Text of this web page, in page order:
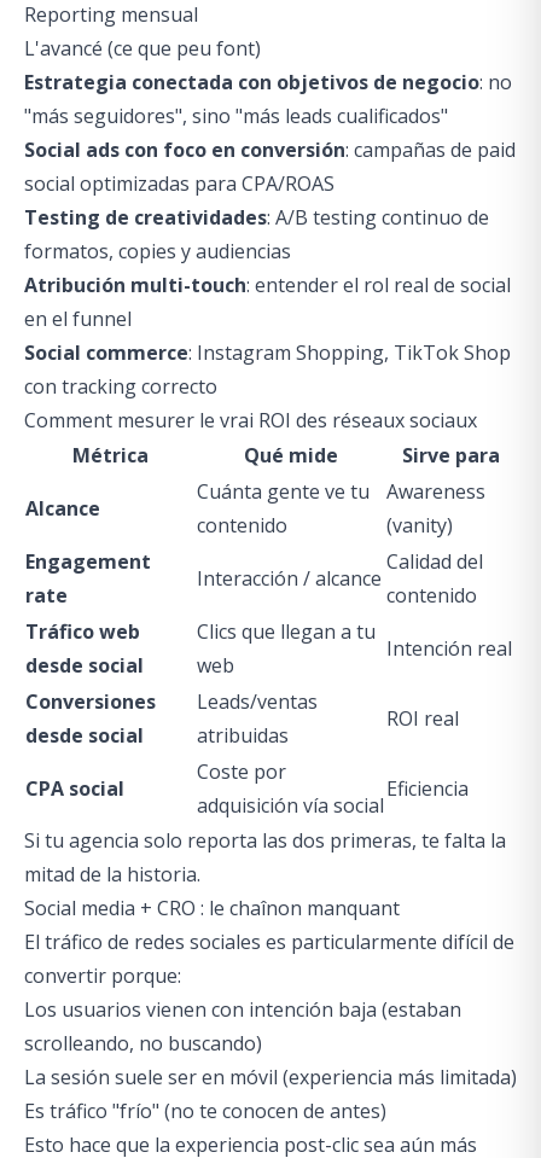
Reporting mensual
L'avancé (ce que peu font)
Estrategia conectada con objetivos de negocio: no
"más seguidores", sino "más leads cualificados"
Social ads con foco en conversión: campañas de paid
social optimizadas para CPA/ROAS
Testing de creatividades: A/B testing continuo de
formatos, copies y audiencias
Atribución multi-touch: entender el rol real de social
en el funnel
Social commerce: Instagram Shopping, TikTok Shop
con tracking correcto
Comment mesurer le vrai ROI des réseaux sociaux
Métrica
Qué mide
Sirve para
Alcance
Cuánta gente ve tu
contenido
Awareness
(vanity)
Engagement
rate
Interacción / alcance
Calidad del
contenido
Tráfico web
desde social
Clics que llegan a tu
web
Intención real
Conversiones
desde social
Leads/ventas
atribuidas
ROI real
CPA social
Coste por
adquisición vía social
Eficiencia
Si tu agencia solo reporta las dos primeras, te falta la
mitad de la historia.
Social media + CRO : le chaînon manquant
El tráfico de redes sociales es particularmente difícil de
convertir porque:
Los usuarios vienen con intención baja (estaban
scrolleando, no buscando)
La sesión suele ser en móvil (experiencia más limitada)
Es tráfico "frío" (no te conocen de antes)
Esto hace que la experiencia post-clic sea aún más